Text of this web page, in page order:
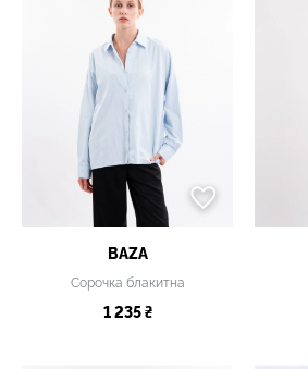
BAZA
Сорочка блакитна
1 235 ₴